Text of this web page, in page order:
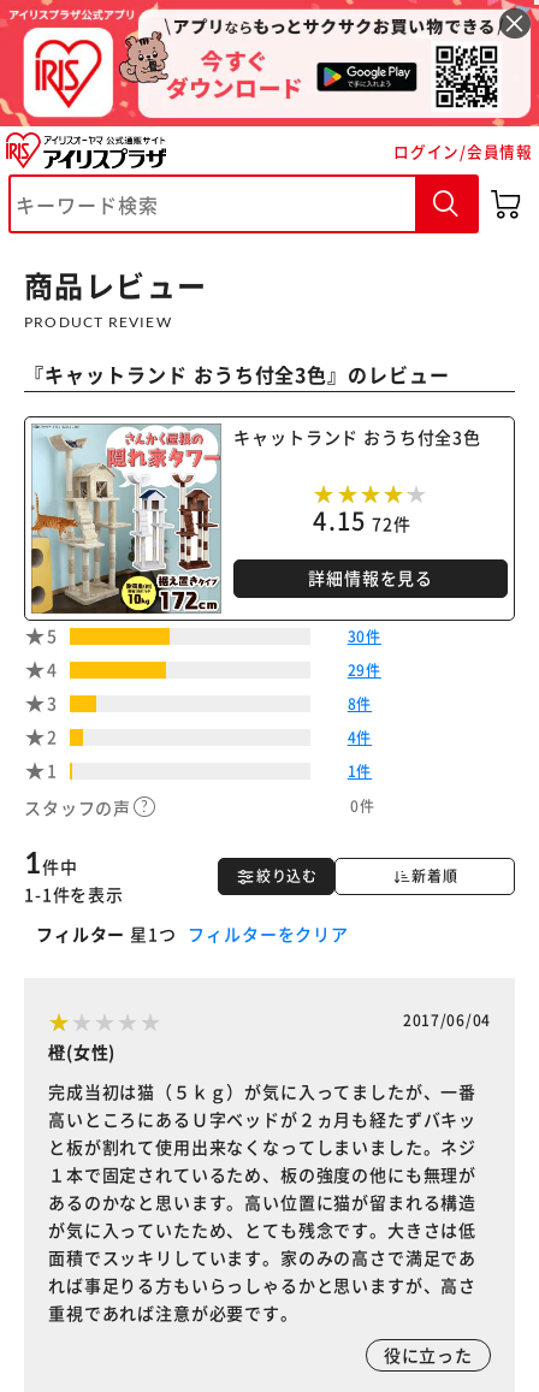
ログイン/会員情報
商品レビュー
PRODUCT REVIEW
『キャットランド おうち付全3色』のレビュー
キャットランド おうち付全3色
4.15 72件
詳細情報を見る
5 30件
4 29件
3 8件
2 4件
1 1件
スタッフの声 0件
絞り込む 新着順
1件中
1-1件を表示
フィルター 星1つ フィルターをクリア
2017/06/04
橙(女性)
完成当初は猫（５ｋｇ）が気に入ってましたが、一番
高いところにあるＵ字ベッドが２ヵ月も経たずバキッ
と板が割れて使用出来なくなってしまいました。ネジ
１本で固定されているため、板の強度の他にも無理が
あるのかなと思います。高い位置に猫が留まれる構造
が気に入っていたため、とても残念です。大きさは低
面積でスッキリしています。家のみの高さで満足であ
れば事足りる方もいらっしゃるかと思いますが、高さ
重視であれば注意が必要です。
役に立った
※ご確認ください
カートに入れる 購入手続きへ